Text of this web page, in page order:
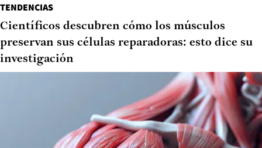
TENDENCIAS
Científicos descubren cómo los músculos
preservan sus células reparadoras: esto dice su
investigación